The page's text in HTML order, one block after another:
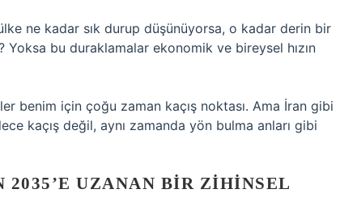
ne kadar sık durup düşünüyorsa, o kadar derin bir
bu duraklamalar ekonomik ve bireysel hızın
benim için çoğu zaman kaçış noktası. Ama İran gibi
kaçış değil, aynı zamanda yön bulma anları gibi
2035’E UZANAN BIR ZIHINSEL